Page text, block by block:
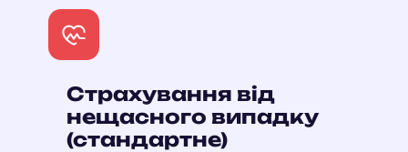
Страхування від
нещасного випадку
(стандартне)